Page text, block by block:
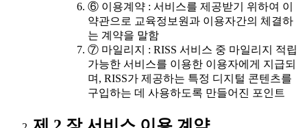
⑥ 이용계약 : 서비스를 제공받기 위하여 이
약관으로 교육정보원과 이용자간의 체결하
는 계약을 말함
⑦ 마일리지 : RISS 서비스 중 마일리지 적립
가능한 서비스를 이용한 이용자에게 지급되
며, RISS가 제공하는 특정 디지털 콘텐츠를
구입하는 데 사용하도록 만들어진 포인트